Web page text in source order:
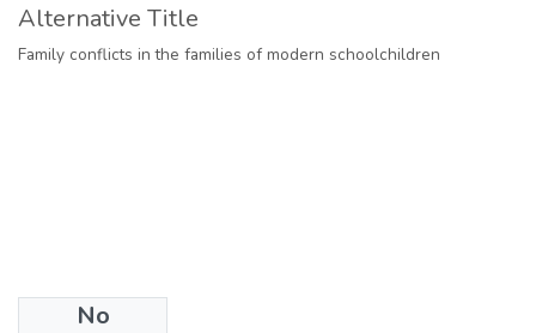
Alternative Title
Family conflicts in the families of modern schoolchildren
No